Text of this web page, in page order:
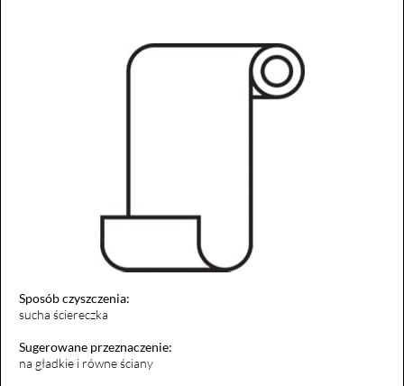
Sposób czyszczenia:
sucha ściereczka
Sugerowane przeznaczenie:
na gładkie i równe ściany